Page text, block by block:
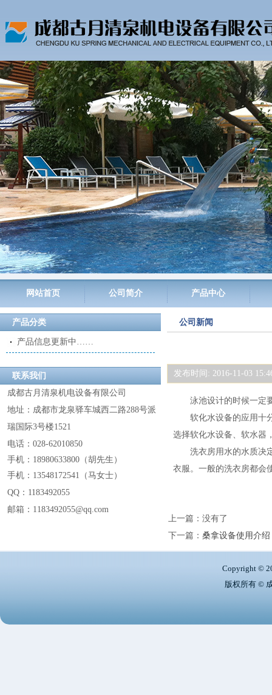
网站首页 公司简介 产品中心
产品分类
产品信息更新中……
联系我们
成都古月清泉机电设备有限公司
地址：成都市龙泉驿车城西二路288号派
瑞国际3号楼1521
电话：028-62010850
手机：18980633800 （胡先生 ）
手机：13548172541 （马女士）
QQ： 1183492055
邮箱：1183492055@qq.com
公司新闻
发布时间: 2016-11-03
泳池设计的时候一定
软化水设备的应用十分
选择软化水设备、软水器
洗衣房用水的水质决定
衣服。一般的洗衣房都会
上一篇 ：没有了
下一篇 ： 桑拿设备使用介绍
Copyright ©
版权所有 ©